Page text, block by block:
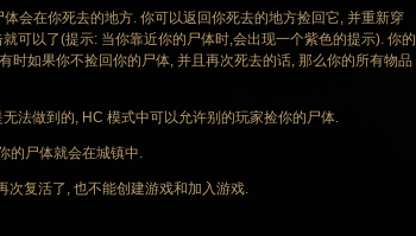
在你死去的地方. 你可以返回你死去的地方捡回它, 并重新穿
可以了(提示: 当你靠近你的尸体时,会出现一个紫色的提示). 你的
时如果你不捡回你的尸体, 并且再次死去的话, 那么你的所有物品
做到的, HC 模式中可以允许别的玩家捡你的尸体.
尸体就会在城镇中.
复活了, 也不能创建游戏和加入游戏.